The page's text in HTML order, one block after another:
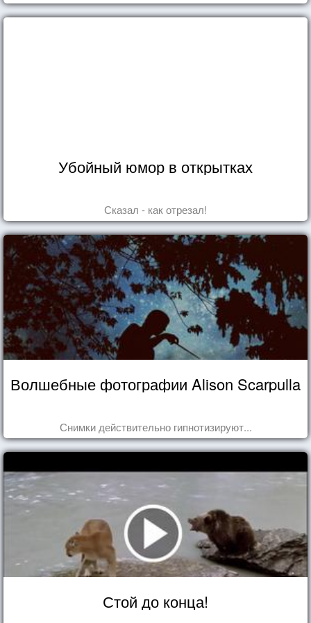
Убойный юмор в открытках
Сказал - как отрезал!
Волшебные фотографии Alison Scarpulla
Снимки действительно гипнотизируют...
Стой до конца!